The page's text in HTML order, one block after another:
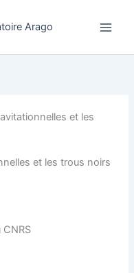
et les
et les trous noirs
CNRS